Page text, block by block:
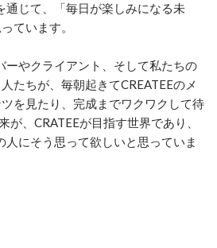
通じて、「毎日が楽しみになる未
ています。
ーやクライアント、そして私たちの
たちが、毎朝起きてCREATEEのメ
を見たり、完成までワクワクして待
が、CRATEEが目指す世界であり、
人にそう思って欲しいと思っていま